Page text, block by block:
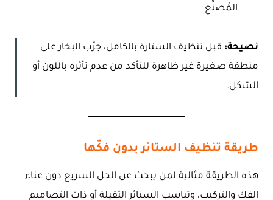
المُصنِّع.
نصيحة: قبل تنظيف الستارة بالكامل، جرّب البخار على
منطقة صغيرة غير ظاهرة للتأكد من عدم تأثره باللون أو
الشكل.
طريقة تنظيف الستائر بدون فكّها
هذه الطريقة مثالية لمن يبحث عن الحل السريع دون عناء
الفك والتركيب، وتناسب الستائر الثقيلة أو ذات التصاميم